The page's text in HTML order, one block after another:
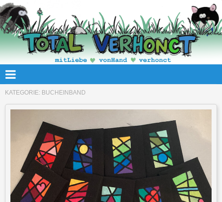
KATEGORIE: BUCHEINBAND